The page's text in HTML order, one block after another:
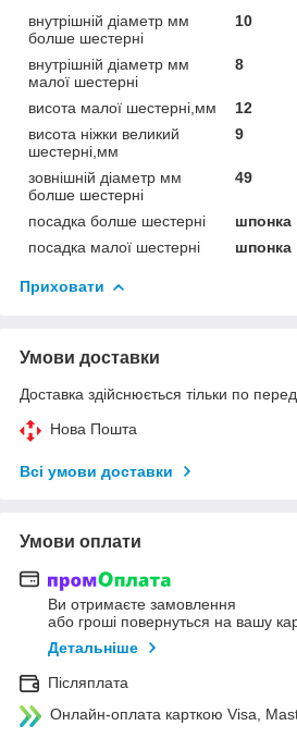
внутрішній діаметр мм
болше шестерні
10
внутрішній діаметр мм
малої шестерні
8
висота малої шестерні,мм
12
висота ніжки великий
шестерні,мм
9
зовнішній діаметр мм
болше шестерні
49
посадка болше шестерні
шпонка
посадка малої шестерні
шпонка
Приховати
Умови доставки
Доставка здійснюється тільки по
Нова Пошта
Всі умови доставки
Умови оплати
Ви отримаєте замовлення
або гроші повернуться на вашу
Детальніше
Післяплата
Онлайн-оплата карткою Visa,